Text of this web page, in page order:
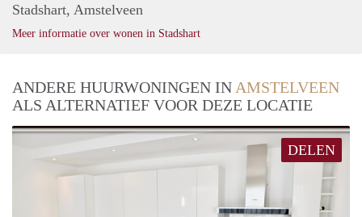
Stadshart, Amstelveen
Meer informatie over wonen in Stadshart
ANDERE HUURWONINGEN IN AMSTELVEEN
ALS ALTERNATIEF VOOR DEZE LOCATIE
DELEN